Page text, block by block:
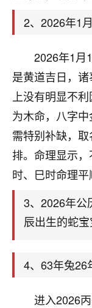
2、2026年1
2026年1月
是黄道吉日，
上没有明显不
为木命，八字
需特别补缺，
排。命理显示
时、巳时命理平
3、2026年公
辰出生的蛇
4、63年兔26
进入2026
平安是福
卦，认识
17分钟前 来
心若莲花
我是做餐饮
一家，要么
家底快败光
回事？
鹿森：你
太阳当空
是我从找
址、风
刚找老师